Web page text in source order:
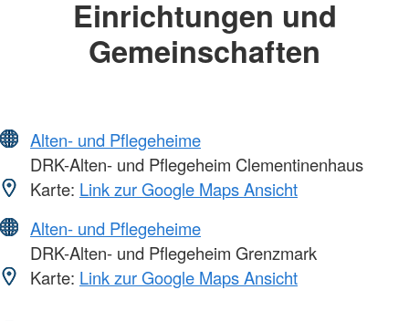
Einrichtungen und
Gemeinschaften
Alten- und Pflegeheime
DRK-Alten- und Pflegeheim Clementinenhaus
Karte: Link zur Google Maps Ansicht
Alten- und Pflegeheime
DRK-Alten- und Pflegeheim Grenzmark
Karte: Link zur Google Maps Ansicht